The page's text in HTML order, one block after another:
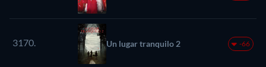
3170. Un lugar tranquilo 2 -66